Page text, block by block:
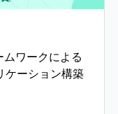
ワークによる
ケーション構築